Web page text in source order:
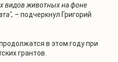
видов животных на фоне
– подчеркнул Григорий
в этом году при
грантов.